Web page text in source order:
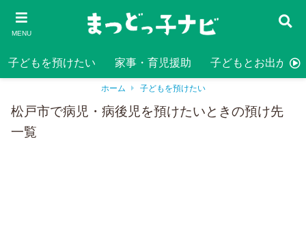
MENU
子どもを預けたい 家事・育児援助 子どもとお出かけ
ホーム 子どもを預けたい
松戸市で病児・病後児を預けたいときの預け先
一覧